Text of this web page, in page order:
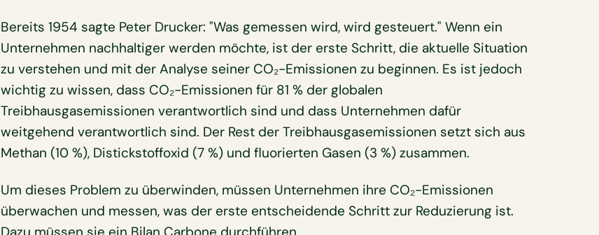
Bereits 1954 sagte Peter Drucker: "Was gemessen wird, wird gesteuert." Wenn ein
Unternehmen nachhaltiger werden möchte, ist der erste Schritt, die aktuelle Situation
zu verstehen und mit der Analyse seiner CO₂-Emissionen zu beginnen. Es ist jedoch
wichtig zu wissen, dass CO₂-Emissionen für 81 % der globalen
Treibhausgasemissionen verantwortlich sind und dass Unternehmen dafür
weitgehend verantwortlich sind. Der Rest der Treibhausgasemissionen setzt sich aus
Methan (10 %), Distickstoffoxid (7 %) und fluorierten Gasen (3 %) zusammen.
Um dieses Problem zu überwinden, müssen Unternehmen ihre CO₂-Emissionen
überwachen und messen, was der erste entscheidende Schritt zur Reduzierung ist.